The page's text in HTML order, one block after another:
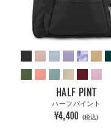
HALF PINT
ハーフパイント
¥4,400 (税込)